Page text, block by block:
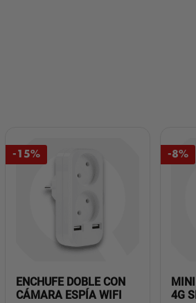
-15%
ENCHUFE DOBLE CON
CÁMARA ESPÍA WIFI
-8%
4G